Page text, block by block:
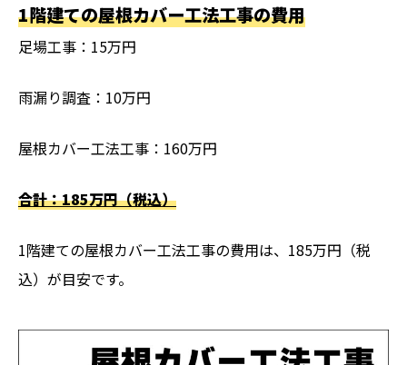
1階建ての屋根カバー工法工事の費用
足場工事：15万円
雨漏り調査：10万円
屋根カバー工法工事：160万円
合計：185万円（税込）
1階建ての屋根カバー工法工事の費用は、185万円（税
込）が目安です。